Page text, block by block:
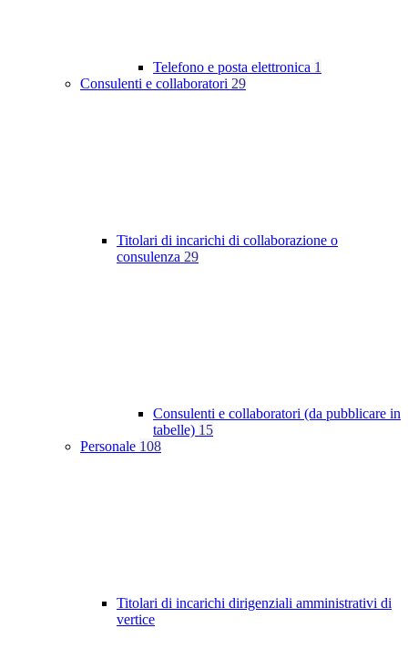
Telefono e posta elettronica 1
Consulenti e collaboratori 29
Titolari di incarichi di collaborazione o
consulenza 29
Consulenti e collaboratori (da pubblicare in
tabelle) 15
Personale 108
Titolari di incarichi dirigenziali amministrativi di
vertice